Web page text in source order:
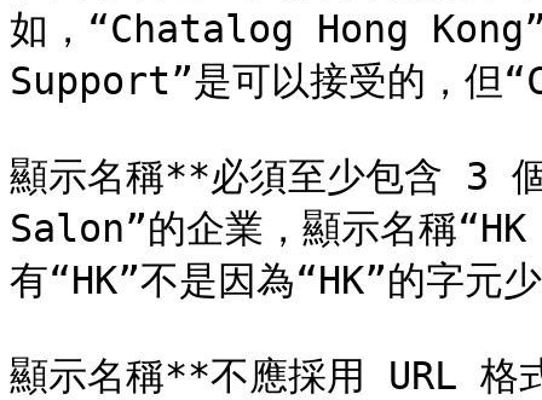
如，“Chatalog Hong
Support”是可以接受的，但
顯示名稱**必須至少包含 3
Salon”的企業，顯示名稱
有“HK”不是因為“HK”的字元
顯示名稱**不應採用 URL